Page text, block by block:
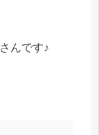
さんです♪